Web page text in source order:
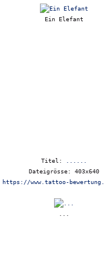
Ein Elefant
Titel:
Dateigrösse: 403x640
https://www.tattoo-